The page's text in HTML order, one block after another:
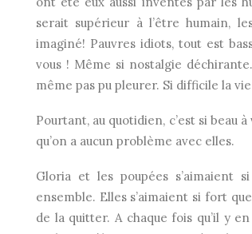
serait supérieur à l’être humain,
imaginé! Pauvres idiots, tout est
vous ! Même si nostalgie
même pas pu pleurer. Si difficile la
Pourtant, au quotidien, c’est si beau
qu’on a aucun problème avec elles.
Gloria et les poupées s’aimaient
ensemble. Elles s’aimaient si fort
de la quitter. A chaque fois qu’il y